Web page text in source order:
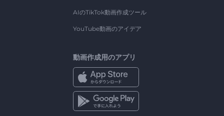
AIのTikTok動画作成ツール
YouTube動画のアイデア
動画作成用のアプリ